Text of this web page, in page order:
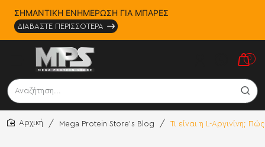
ΣΗΜΑΝΤΙΚΗ ΕΝΗΜΕΡΩΣΗ ΓΙΑ ΜΠΑΡΕΣ
ΔΙΑΒΑΣΤΕ ΠΕΡΙΣΣΟΤΕΡΑ
0
Αναζήτηση...
Mega Protein Store's Blog Τι είναι η L-Αργινίνη;